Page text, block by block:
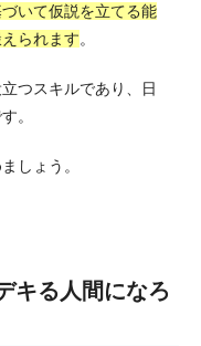
いて仮説を立てる能
られます。
つスキルであり、日
。
しょう。
キる人間になろ